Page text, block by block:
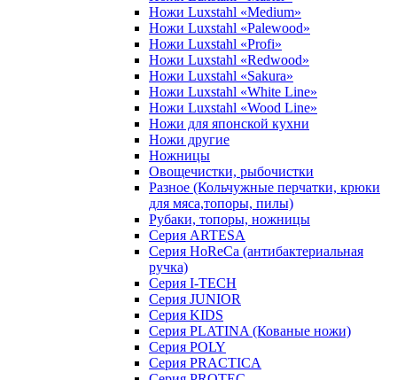
Ножи Luxstahl «Medium»
Ножи Luxstahl «Palewood»
Ножи Luxstahl «Profi»
Ножи Luxstahl «Redwood»
Ножи Luxstahl «Sakura»
Ножи Luxstahl «White Line»
Ножи Luxstahl «Wood Line»
Ножи для японской кухни
Ножи другие
Ножницы
Овощечистки, рыбочистки
Разное (Кольчужные перчатки, крюки
для мяса,топоры, пилы)
Рубаки, топоры, ножницы
Серия ARTESA
Серия HoReCa (антибактериальная
ручка)
Серия I-TECH
Серия JUNIOR
Серия KIDS
Серия PLATINA (Кованые ножи)
Серия POLY
Серия PRACTICA